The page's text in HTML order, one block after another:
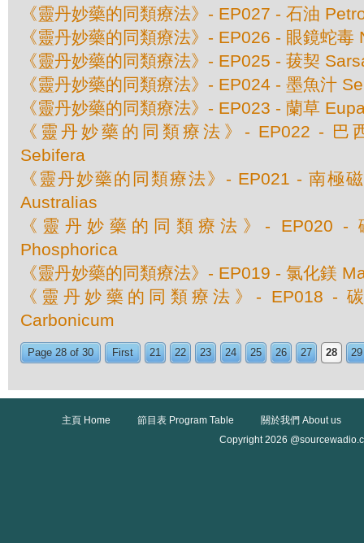
《靈丹妙藥的同類療法》- EP027 - 石油
《靈丹妙藥的同類療法》- EP026 - 眼鏡蛇
《靈丹妙藥的同類療法》- EP025 - 菝契
《靈丹妙藥的同類療法》- EP024 - 墨魚汁
《靈丹妙藥的同類療法》- EP023 - 蘭草
《靈丹妙藥的同類療法》- EP022 - 巴
Sebifera
《靈丹妙藥的同類療法》- EP021 - 南極
Australias
《靈丹妙藥的同類療法》- EP020 -
Phosphorica
《靈丹妙藥的同類療法》- EP019 - 氯化鎂
《靈丹妙藥的同類療法》- EP018 -
Carbonicum
Page 28 of 30 First 21 22 23 24 25 26 27 28 29
主頁 Home 節目表 Program Table
關於我們 About us
Copyright 2026